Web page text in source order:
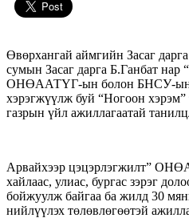
Өвөрхангай аймгийн Засаг
сумын Засаг дарга Б.Ганбат нар
ОНӨААТҮГ-ын болон БНСУ-ын
хэрэгжүүлж буй “Ногоон
газрын үйл ажиллагаатай
Арвайхээр цэцэрлэгжилт”
хайлаас, улиас, бургас зэрэг
бойжуулж байгаа ба жилд 30
нийлүүлэх төлөвлөгөөтэй